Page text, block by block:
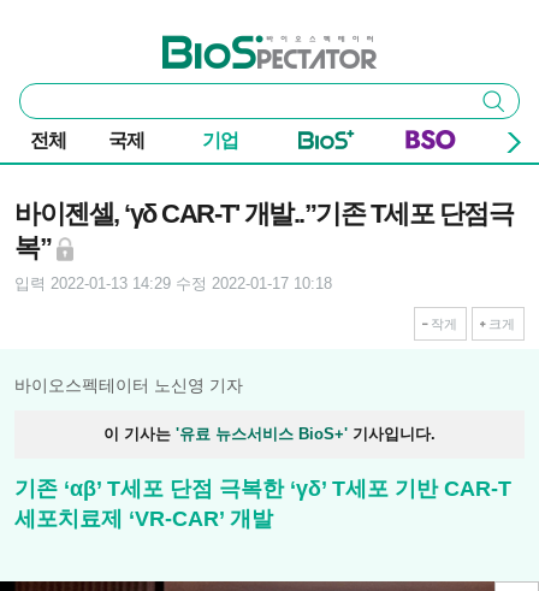
바이오스펙테이터
통
합
검
색
검색
전체 국제 기업
바이젠셀, ‘γδ CAR-T' 개발..”기존 T세포 단점극
복”
입력 2022-01-13 14:29 수정 2022-01-17 10:18
작게 크게
바이오스펙테이터 노신영 기자
이 기사는 '유료 뉴스서비스 BioS+' 기사입니다.
기존 ‘αβ’ T세포 단점 극복한 ‘γδ’ T세포 기반 CAR-T
세포치료제 ‘VR-CAR’ 개발